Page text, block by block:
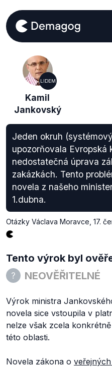
LIDEM
Kamil
Jankovský
Jeden okruh
upozorňovala Evropská
nedostatečná úprava
zakázkách. Tento
novela z našeho
1.dubna.
Otázky Václava Moravce 17.
Tento výrok byl
NEOVĚŘITELNÉ
Výrok ministra
novela sice vstoupila v
nelze však zcela
této oblasti.
Novela zákona o